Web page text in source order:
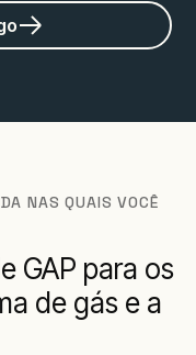
NAS QUAIS VOCÊ
GAP para os
de gás e a